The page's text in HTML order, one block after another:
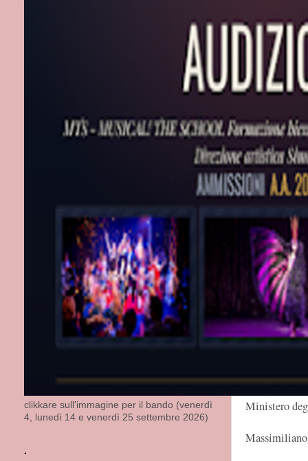
21 marzo
BIOGRAFIE
Sergio
festival.
Curatore, tra
visioni”
cui i recenti
conoscitore
in Italia. È
2005 al
manifesto
Ducale di
Croce di
il tuo cuore.
con
(2023, in
dieci anni
anche con i
Ministero
clikkare sull'immagine per il bando (venerdì
4, lunedì 14 e venerdì 25 settembre 2026)
.